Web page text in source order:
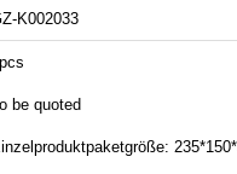
K002033
be quoted